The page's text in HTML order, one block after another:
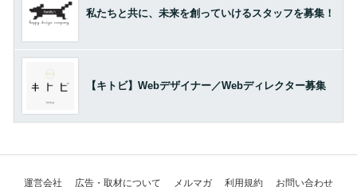
私たちと共に、未来を創っていけるスタッフを募集！
【キトビ】Webデザイナー／Webディレクター募集
運営会社 広告・取材について メルマガ 利用規約 お問い合わせ